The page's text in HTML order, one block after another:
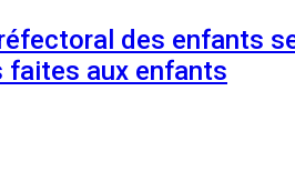
des enfants
faites aux enfants